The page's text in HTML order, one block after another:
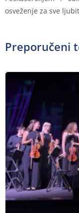
osveženje za sve
Preporučeni